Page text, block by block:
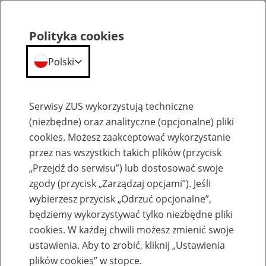
Emerytury
Baza zlikwidowanych lub
przekształconych zakładów pracy
Polityka cookies
Polski
Serwisy ZUS wykorzystują techniczne
(niezbędne) oraz analityczne (opcjonalne) pliki
cookies. Możesz zaakceptować wykorzystanie
przez nas wszystkich takich plików (przycisk
„Przejdź do serwisu”) lub dostosować swoje
zgody (przycisk „Zarządzaj opcjami”). Jeśli
wybierzesz przycisk „Odrzuć opcjonalne”,
będziemy wykorzystywać tylko niezbędne pliki
cookies. W każdej chwili możesz zmienić swoje
ustawienia. Aby to zrobić, kliknij „Ustawienia
plików cookies” w stopce.